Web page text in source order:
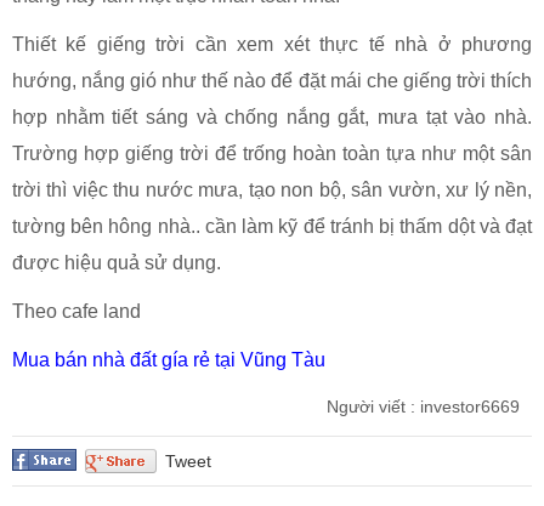
Thiết kế giếng trời cần xem xét thực tế nhà ở phương
hướng, nắng gió như thế nào để đặt mái che giếng trời thích
hợp nhằm tiết sáng và chống nắng gắt, mưa tạt vào nhà.
Trường hợp giếng trời để trống hoàn toàn tựa như một sân
trời thì việc thu nước mưa, tạo non bộ, sân vườn, xư lý nền,
tường bên hông nhà.. cần làm kỹ để tránh bị thấm dột và đạt
được hiệu quả sử dụng.
Theo cafe land
Mua bán nhà đất gía rẻ tại Vũng Tàu
Người viết : investor6669
Tweet